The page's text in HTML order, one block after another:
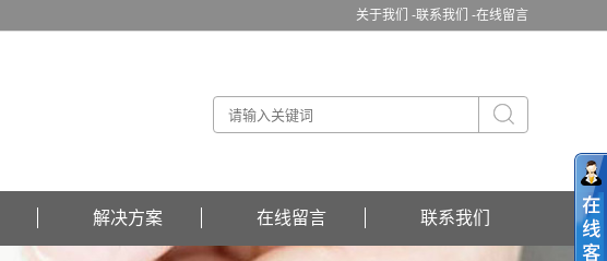
关于我们 -联系我们 -在线留言
解决方案 在线留言 联系我们